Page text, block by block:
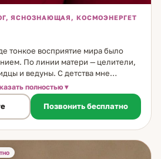
ЯСНОЗНАЮЩАЯ, КОСМОЭНЕРГЕТ
тонкое восприятие мира было
По линии матери — целители,
и ведуны. С детства мне
принципа рода: не навреди, не
стали основой не только моей
я отношусь к каждому человеку,
Я росла в атмосфере любви, где
людей было просто частью
особым даром, а способом
восприятие и стало
полностью
Позвонить бесплатно